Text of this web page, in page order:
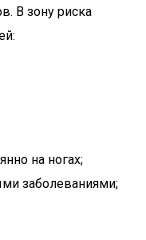
В зону риска
на ногах;
заболеваниями;